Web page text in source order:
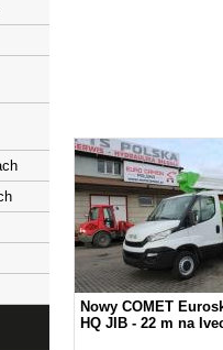
Nowy COMET
HQ JIB - 22 m na